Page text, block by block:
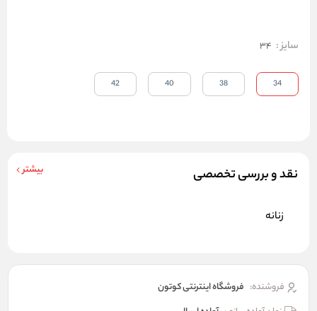
نقد و بررسی تخصصی بیشتر
زنانه
فروشنده: فروشگاه اینترنتی کوتون
سایز:
34
34
38
40
42